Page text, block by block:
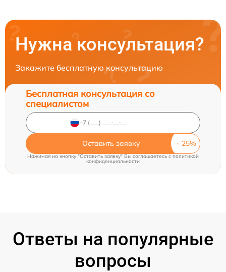
Нужна консультация?
Закажите бесплатную консультацию
Бесплатная консультация со
специалистом
Оставить заявку
Нажимая на кнопку "Оставить заявку" Вы соглашаетесь cполитикой
конфиденциальности
Ответы на популярные
вопросы